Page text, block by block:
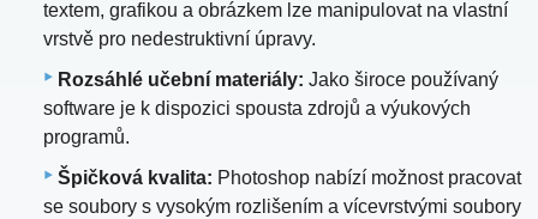
textem, grafikou a obrázkem lze manipulovat na vlastní
vrstvě pro nedestruktivní úpravy.
Rozsáhlé učební materiály: Jako široce používaný
software je k dispozici spousta zdrojů a výukových
programů.
Špičková kvalita: Photoshop nabízí možnost pracovat
se soubory s vysokým rozlišením a vícevrstvými soubory